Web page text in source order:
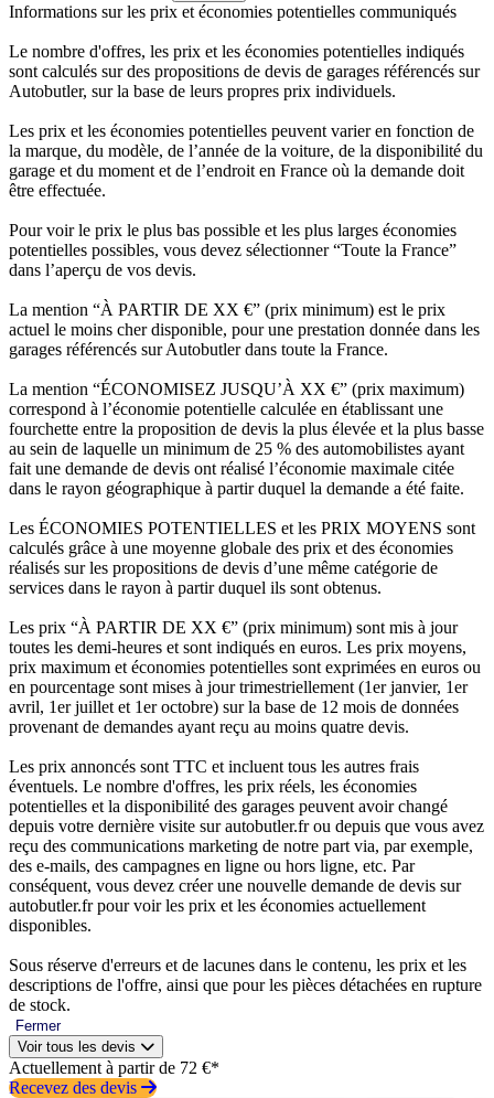
Informations sur les prix et économies potentielles communiqués
Le nombre d'offres, les prix et les économies potentielles indiqués
sont calculés sur des propositions de devis de garages référencés sur
Autobutler, sur la base de leurs propres prix individuels.
Les prix et les économies potentielles peuvent varier en fonction de
la marque, du modèle, de l’année de la voiture, de la disponibilité du
garage et du moment et de l’endroit en France où la demande doit
être effectuée.
Pour voir le prix le plus bas possible et les plus larges économies
potentielles possibles, vous devez sélectionner “Toute la France”
dans l’aperçu de vos devis.
La mention “À PARTIR DE XX €” (prix minimum) est le prix
actuel le moins cher disponible, pour une prestation donnée dans les
garages référencés sur Autobutler dans toute la France.
La mention “ÉCONOMISEZ JUSQU’À XX €” (prix maximum)
correspond à l’économie potentielle calculée en établissant une
fourchette entre la proposition de devis la plus élevée et la plus basse
au sein de laquelle un minimum de 25 % des automobilistes ayant
fait une demande de devis ont réalisé l’économie maximale citée
dans le rayon géographique à partir duquel la demande a été faite.
Les ÉCONOMIES POTENTIELLES et les PRIX MOYENS sont
calculés grâce à une moyenne globale des prix et des économies
réalisés sur les propositions de devis d’une même catégorie de
services dans le rayon à partir duquel ils sont obtenus.
Les prix “À PARTIR DE XX €” (prix minimum) sont mis à jour
toutes les demi-heures et sont indiqués en euros. Les prix moyens,
prix maximum et économies potentielles sont exprimées en euros ou
en pourcentage sont mises à jour trimestriellement (1er janvier, 1er
avril, 1er juillet et 1er octobre) sur la base de 12 mois de données
provenant de demandes ayant reçu au moins quatre devis.
Les prix annoncés sont TTC et incluent tous les autres frais
éventuels. Le nombre d'offres, les prix réels, les économies
potentielles et la disponibilité des garages peuvent avoir changé
depuis votre dernière visite sur autobutler.fr ou depuis que vous avez
reçu des communications marketing de notre part via, par exemple,
des e-mails, des campagnes en ligne ou hors ligne, etc. Par
conséquent, vous devez créer une nouvelle demande de devis sur
autobutler.fr pour voir les prix et les économies actuellement
disponibles.
Sous réserve d'erreurs et de lacunes dans le contenu, les prix et les
descriptions de l'offre, ainsi que pour les pièces détachées en rupture
de stock.
Fermer
Voir tous les devis
Actuellement à partir de 72 €*
Recevez des devis